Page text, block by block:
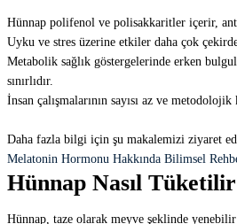
Hünnap polifenol ve polisakkaritler içerir,
Uyku ve stres üzerine etkiler daha çok
Metabolik sağlık göstergelerinde erken
sınırlıdır.
İnsan çalışmalarının sayısı az ve metodolojik
Daha fazla bilgi için şu makalemizi ziyaret
Melatonin Hormonu Hakkında Bilimsel
Hünnap Nasıl
Hünnap, taze olarak meyve şeklinde